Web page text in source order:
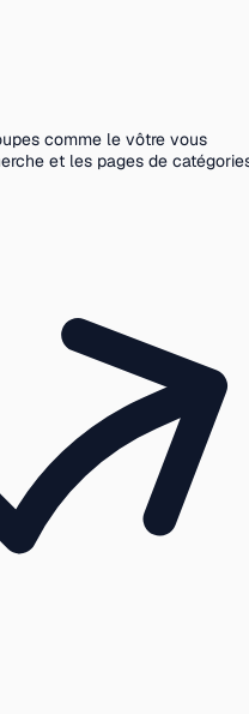
comme le vôtre vous
et les pages de